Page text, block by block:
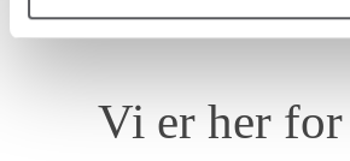
Vi er her for